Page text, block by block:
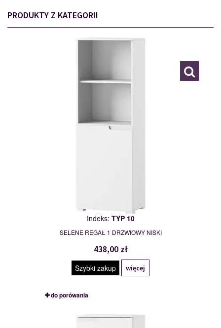
PRODUKTY Z KATEGORII
Indeks: TYP 10
SELENE REGAŁ 1 DRZWIOWY NISKI
438,00 zł
Szybki zakup więcej
do porówania